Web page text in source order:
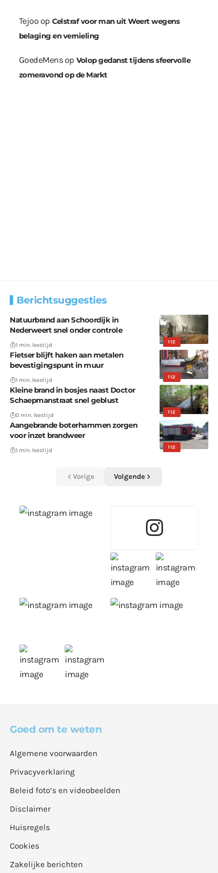
Tejoo op Celstraf voor man uit Weert wegens
belaging en vernieling
GoedeMensop Volop gedanst tijdens sfeervolle
zomeravond op de Markt
Berichtsuggesties
112
Natuurbrand aan Schoordijk in
Nederweert snel onder controle
1 min. leestijd
112
Fietser blijft haken aan metalen
bevestigingspunt in muur
1 min. leestijd
112
Kleine brand in bosjes naast Doctor
Schaepmanstraat snel geblust
0 min. leestijd
112
Aangebrande boterhammen zorgen
voor inzet brandweer
1 min. leestijd
Vorige Volgende
Goed om te weten
Algemene voorwaarden
Privacyverklaring
Beleid foto’s en videobeelden
Disclaimer
Huisregels
Cookies
Zakelijke berichten